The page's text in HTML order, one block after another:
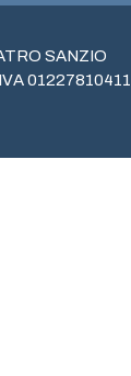
SANZIO
01227810411